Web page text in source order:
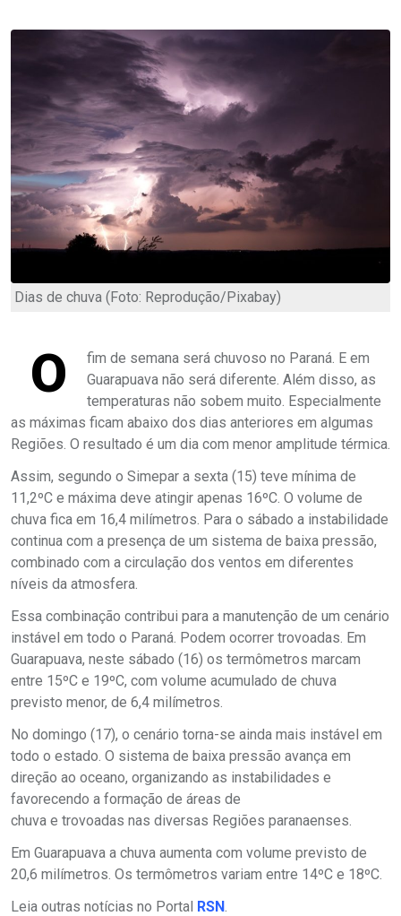
Dias de chuva (Foto: Reprodução/Pixabay)
O
fim de semana será chuvoso no Paraná. E em
Guarapuava não será diferente. Além disso, as
temperaturas não sobem muito. Especialmente
as máximas ficam abaixo dos dias anteriores em algumas
Regiões. O resultado é um dia com menor amplitude térmica.
Assim, segundo o Simepar a sexta (15) teve mínima de
11,2ºC e máxima deve atingir apenas 16ºC. O volume de
chuva fica em 16,4 milímetros. Para o sábado a instabilidade
continua com a presença de um sistema de baixa pressão,
combinado com a circulação dos ventos em diferentes
níveis da atmosfera.
Essa combinação contribui para a manutenção de um cenário
instável em todo o Paraná. Podem ocorrer trovoadas. Em
Guarapuava, neste sábado (16) os termômetros marcam
entre 15ºC e 19ºC, com volume acumulado de chuva
previsto menor, de 6,4 milímetros.
No domingo (17), o cenário torna-se ainda mais instável em
todo o estado. O sistema de baixa pressão avança em
direção ao oceano, organizando as instabilidades e
favorecendo a formação de áreas de
chuva e trovoadas nas diversas Regiões paranaenses.
Em Guarapuava a chuva aumenta com volume previsto de
20,6 milímetros. Os termômetros variam entre 14ºC e 18ºC.
Leia outras notícias no Portal RSN